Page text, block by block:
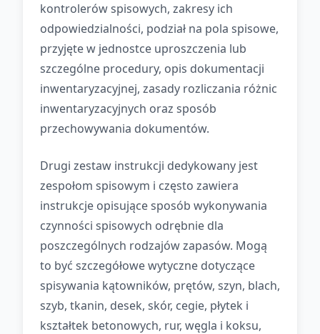
kontrolerów spisowych, zakresy ich
odpowiedzialności, podział na pola spisowe,
przyjęte w jednostce uproszczenia lub
szczególne procedury, opis dokumentacji
inwentaryzacyjnej, zasady rozliczania różnic
inwentaryzacyjnych oraz sposób
przechowywania dokumentów.
Drugi zestaw instrukcji dedykowany jest
zespołom spisowym i często zawiera
instrukcje opisujące sposób wykonywania
czynności spisowych odrębnie dla
poszczególnych rodzajów zapasów. Mogą
to być szczegółowe wytyczne dotyczące
spisywania kątowników, prętów, szyn, blach,
szyb, tkanin, desek, skór, cegie, płytek i
kształtek betonowych, rur, węgla i koksu,